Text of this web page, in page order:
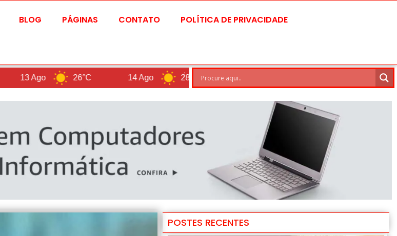
BLOG PÁGINAS CONTATO POLÍTICA DE PRIVACIDADE
26°C 14 Ago 28°C Brasilia
POSTES RECENTES